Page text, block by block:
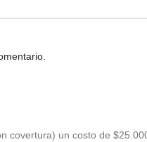
un costo de